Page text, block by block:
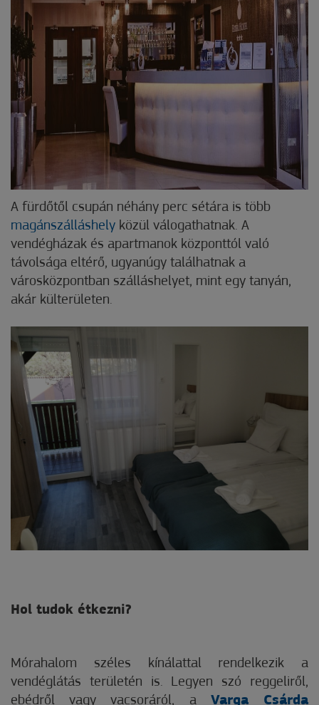
A fürdőtől csupán néhány perc sétára is több
magánszálláshely közül válogathatnak. A
vendégházak és apartmanok központtól való
távolsága eltérő, ugyanúgy találhatnak a
városközpontban szálláshelyet, mint egy tanyán,
akár külterületen.
Hol tudok étkezni?
Mórahalom széles kínálattal rendelkezik a
vendéglátás területén is. Legyen szó reggeliről,
ebédről vagy vacsoráról, a Varga Csárda